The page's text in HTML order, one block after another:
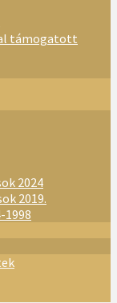
támogatott
2024
2019.
1998